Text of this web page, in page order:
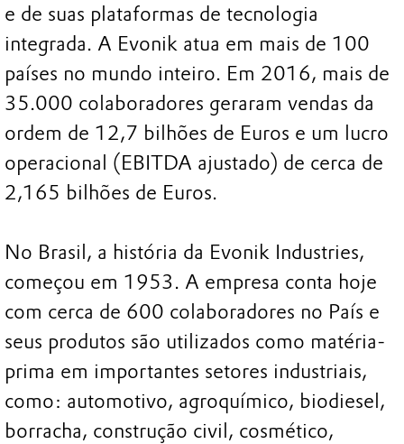
e de suas plataformas de tecnologia
integrada. A Evonik atua em mais de 100
países no mundo inteiro. Em 2016, mais de
35.000 colaboradores geraram vendas da
ordem de 12,7 bilhões de Euros e um lucro
operacional (EBITDA ajustado) de cerca de
2,165 bilhões de Euros.
No Brasil, a história da Evonik Industries,
começou em 1953. A empresa conta hoje
com cerca de 600 colaboradores no País e
seus produtos são utilizados como matéria-
prima em importantes setores industriais,
como: automotivo, agroquímico, biodiesel,
borracha, construção civil, cosmético,